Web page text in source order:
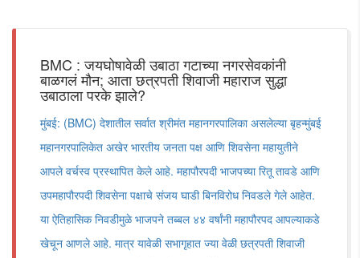
BMC : जयघोषावेळी उबाठा गटाच्या नगरसेवकांनी
बाळगलं मौन; आता छत्रपती शिवाजी महाराज सुद्धा
उबाठाला परके झाले?
मुंबई: (BMC) देशातील सर्वात श्रीमंत महानगरपालिका असलेल्या बृहन्मुंबई
महानगरपालिकेत अखेर भारतीय जनता पक्ष आणि शिवसेना महायुतीने
आपले वर्चस्व प्रस्थापित केले आहे. महापौरपदी भाजपच्या रितू तावडे आणि
उपमहापौरपदी शिवसेना पक्षाचे संजय घाडी बिनविरोध निवडले गेले आहेत.
या ऐतिहासिक निवडीमुळे भाजपने तब्बल ४४ वर्षांनी महापौरपद आपल्याकडे
खेचून आणले आहे. मात्र यावेळी सभागृहात ज्या वेळी छत्रपती शिवाजी